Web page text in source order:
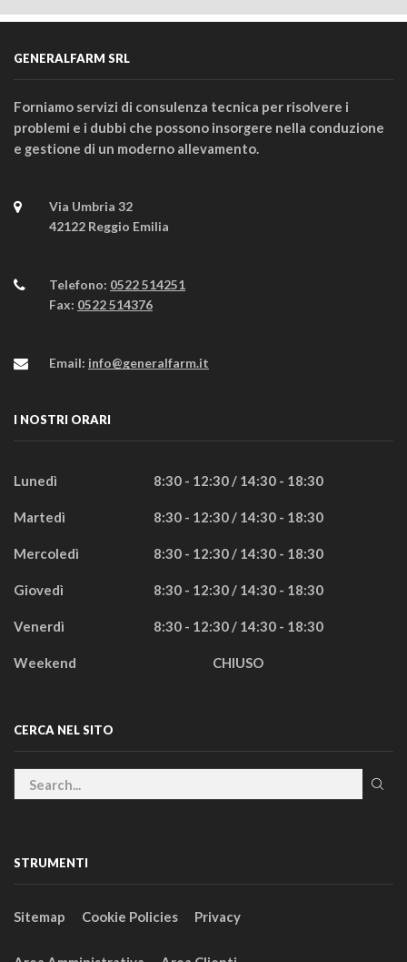
GENERALFARM SRL
Forniamo servizi di consulenza tecnica per risolvere i
problemi e i dubbi che possono insorgere nella conduzione
e gestione di un moderno allevamento.
Via Umbria 32
42122 Reggio Emilia
Telefono: 0522 514251
Fax: 0522 514376
Email: info@generalfarm.it
I NOSTRI ORARI
Lunedì 8:30 - 12:30 / 14:30 - 18:30
Martedì 8:30 - 12:30 / 14:30 - 18:30
Mercoledì 8:30 - 12:30 / 14:30 - 18:30
Giovedì 8:30 - 12:30 / 14:30 - 18:30
Venerdì 8:30 - 12:30 / 14:30 - 18:30
Weekend CHIUSO
CERCA NEL SITO
STRUMENTI
Sitemap Cookie Policies Privacy